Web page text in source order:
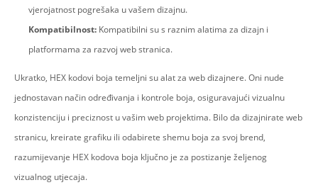
vjerojatnost pogrešaka u vašem dizajnu.
Kompatibilnost: Kompatibilni su s raznim alatima za dizajn i
platformama za razvoj web stranica.
Ukratko, HEX kodovi boja temeljni su alat za web dizajnere. Oni nude
jednostavan način određivanja i kontrole boja, osiguravajući vizualnu
konzistenciju i preciznost u vašim web projektima. Bilo da dizajnirate web
stranicu, kreirate grafiku ili odabirete shemu boja za svoj brend,
razumijevanje HEX kodova boja ključno je za postizanje željenog
vizualnog utjecaja.